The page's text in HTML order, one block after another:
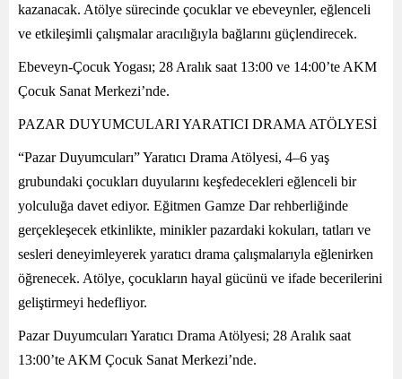
kazanacak. Atölye sürecinde çocuklar ve ebeveynler, eğlenceli
ve etkileşimli çalışmalar aracılığıyla bağlarını güçlendirecek.
Ebeveyn-Çocuk Yogası; 28 Aralık saat 13:00 ve 14:00’te AKM
Çocuk Sanat Merkezi’nde.
PAZAR DUYUMCULARI YARATICI DRAMA ATÖLYESİ
“Pazar Duyumcuları” Yaratıcı Drama Atölyesi, 4–6 yaş
grubundaki çocukları duyularını keşfedecekleri eğlenceli bir
yolculuğa davet ediyor. Eğitmen Gamze Dar rehberliğinde
gerçekleşecek etkinlikte, minikler pazardaki kokuları, tatları ve
sesleri deneyimleyerek yaratıcı drama çalışmalarıyla eğlenirken
öğrenecek. Atölye, çocukların hayal gücünü ve ifade becerilerini
geliştirmeyi hedefliyor.
Pazar Duyumcuları Yaratıcı Drama Atölyesi; 28 Aralık saat
13:00’te AKM Çocuk Sanat Merkezi’nde.